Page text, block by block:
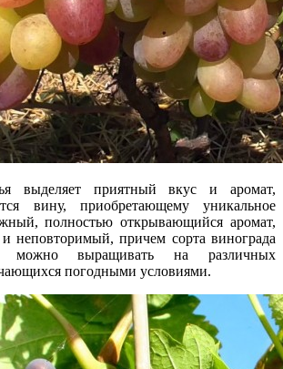
выделяет приятный вкус и аромат,
вину, приобретающему уникальное
полностью открывающийся аромат,
неповторимый, причем сорта винограда
можно выращивать на различных
погодными условиями.